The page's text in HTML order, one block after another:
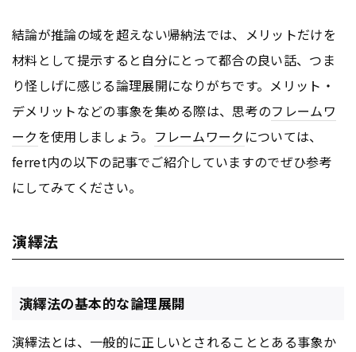
結論が推論の域を超えない帰納法では、メリットだけを
材料として提示すると自分にとって都合の良い話、つま
り怪しげに感じる論理展開になりがちです。メリット・
デメリットなどの事象を集める際は、思考のフレームワ
ークを使用しましょう。 フレームワーク については、
ferret内の以下の記事でご紹介していますのでぜひ参考
にしてみてください。
演繹法
演繹法の基本的な論理展開
演繹法とは、一般的に正しいとされることとある事象か